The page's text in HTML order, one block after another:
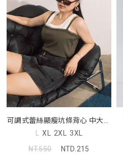
可調式蕾絲顯瘦坑條背心 中大尺
碼上衣
L XL 2XL 3XL
NT.550
NTD.215